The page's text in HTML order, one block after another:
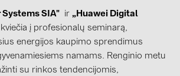
(84)
Systems SIA" ir „Huawei Digital
į profesionalų seminarą,
energijos kaupimo sprendimus
namams. Renginio metu
su rinkos tendencijomis,